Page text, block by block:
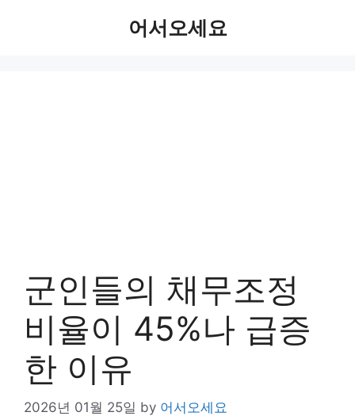
어서오세요
군인들의 채무조정
비율이 45%나 급증
한 이유
2026년 01월 25일 by 어서오세요